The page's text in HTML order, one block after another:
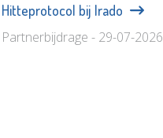
Hitteprotocol bij Irado
Partnerbijdrage - 29-07-2026